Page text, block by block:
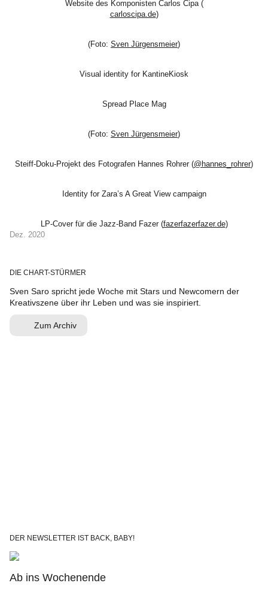
Website des Komponisten Carlos Cipa (
carloscipa.de)
(Foto: Sven Jürgensmeier)
Visual identity for KantineKiosk
Spread Place Mag
(Foto: Sven Jürgensmeier)
Steiff-Doku-Projekt des Fotografen Hannes Rohrer (@hannes_rohrer)
Identity for Zara’s A Great View campaign
LP-Cover für die Jazz-Band Fazer (fazerfazerfazer.de)
Dez. 2020
DIE CHART-STÜRMER
Sven Saro spricht jede Woche mit Stars und Newcomern der
Kreativszene über ihr Leben und was sie inspiriert.
Zum Archiv
DER NEWSLETTER IST BACK, BABY!
Ab ins Wochenende